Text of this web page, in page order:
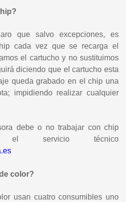
que salvo excepciones, es
cada vez que se recarga el
el cartucho y no sustituimos
diciendo que el cartucho esta
queda grabado en el chip una
impidiendo realizar cualquier
debe o no trabajar con chip
el servicio técnico
color?
usan cuatro consumibles uno